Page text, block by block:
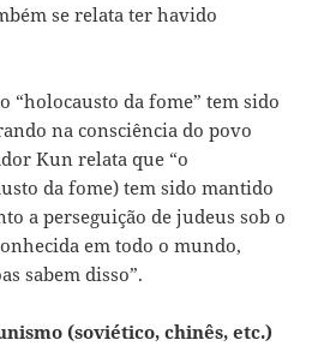
se relata ter havido
“holocausto da fome” tem sido
na consciência do povo
Kun relata que “o
da fome) tem sido mantido
a perseguição de judeus sob o
em todo o mundo,
sabem disso”.
(soviético, chinês, etc.)